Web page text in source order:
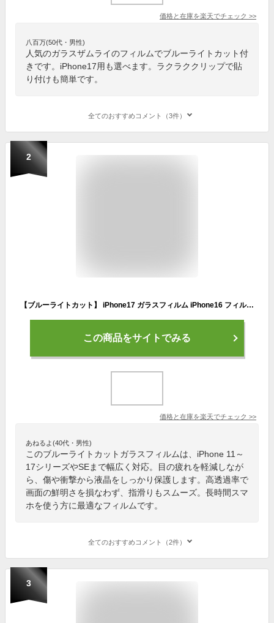
価格と在庫を楽天でチェック >>
八百万(50代・男性)
人気のガラスザムライのフィルムでブルーライトカット付
きです。iPhone17用も選べます。ラクラククリップで貼
り付けも簡単です。
全てのおすすめコメント（3件）
2
【ブルーライトカット】 iPhone17 ガラスフィルム iPhone16 フィルム iPhone16e 保護フィルム iPhone15 フィルム iPhone17 pro Max iPhone14 iPhone13 iPhone12 iPhone11 iPhoneSE iPhone17pro iPhone Air アイフォン シズカウィル 液晶保護フィルム
この商品をサイトでみる
価格と在庫を楽天でチェック >>
あねるよ(40代・男性)
このブルーライトカットガラスフィルムは、iPhone 11～
17シリーズやSEまで幅広く対応。目の疲れを軽減しなが
ら、傷や衝撃から液晶をしっかり保護します。高透過率で
画面の鮮明さを損なわず、指滑りもスムーズ。長時間スマ
ホを使う方に最適なフィルムです。
全てのおすすめコメント（2件）
3